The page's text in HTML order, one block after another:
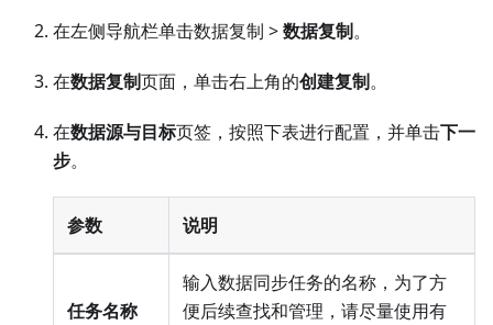
在左侧导航栏单击数据复制 >数据复制。
在数据复制页面，单击右上角的创建复制。
在数据源与目标页签，按照下表进行配置，并单击下一
步。
参数 说明
任务名称
输入数据同步任务的名称，为了方
便后续查找和管理，请尽量使用有